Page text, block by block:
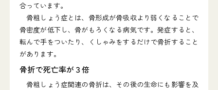
合っています。
骨粗しょう症とは、骨形成が骨吸収より弱くなることで
骨密度が低下し、骨がもろくなる病気です。発症すると、
転んで手をついたり、くしゃみをするだけで骨折すること
があります。
骨折で死亡率が３倍
骨粗しょう症関連の骨折は、その後の生命にも影響を及